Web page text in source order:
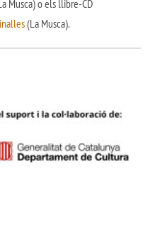
Musca) o els llibre-CD
(La Musca).